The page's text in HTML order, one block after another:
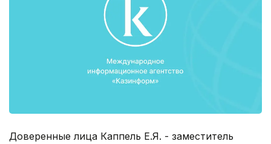
Доверенные лица Каппель Е.Я. - заместитель